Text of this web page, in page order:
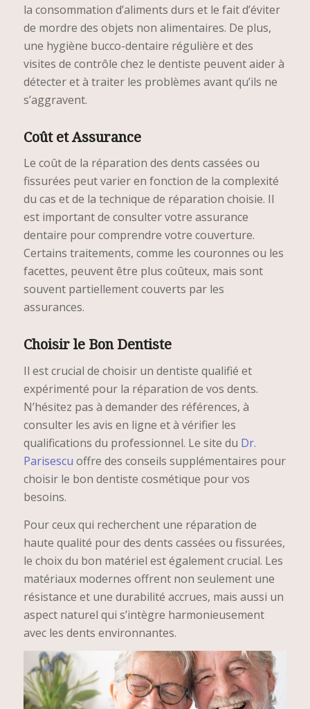
la consommation d’aliments durs et le fait d’éviter
de mordre des objets non alimentaires. De plus,
une hygiène bucco-dentaire régulière et des
visites de contrôle chez le dentiste peuvent aider à
détecter et à traiter les problèmes avant qu’ils ne
s’aggravent.
Coût et Assurance
Le coût de la réparation des dents cassées ou
fissurées peut varier en fonction de la complexité
du cas et de la technique de réparation choisie. Il
est important de consulter votre assurance
dentaire pour comprendre votre couverture.
Certains traitements, comme les couronnes ou les
facettes, peuvent être plus coûteux, mais sont
souvent partiellement couverts par les
assurances.
Choisir le Bon Dentiste
Il est crucial de choisir un dentiste qualifié et
expérimenté pour la réparation de vos dents.
N’hésitez pas à demander des références, à
consulter les avis en ligne et à vérifier les
qualifications du professionnel. Le site du Dr.
Parisescu offre des conseils supplémentaires pour
choisir le bon dentiste cosmétique pour vos
besoins.
Pour ceux qui recherchent une réparation de
haute qualité pour des dents cassées ou fissurées,
le choix du bon matériel est également crucial. Les
matériaux modernes offrent non seulement une
résistance et une durabilité accrues, mais aussi un
aspect naturel qui s’intègre harmonieusement
avec les dents environnantes.